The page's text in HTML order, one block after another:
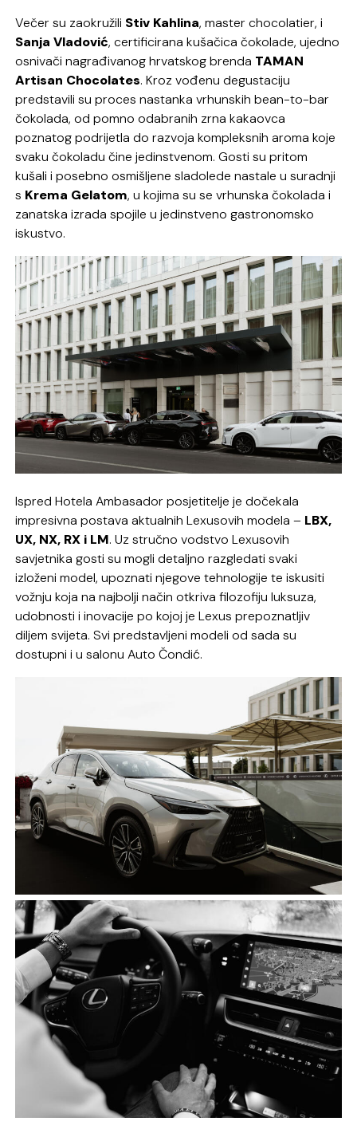
Večer su zaokružili Stiv Kahlina, master chocolatier, i
Sanja Vladović, certificirana kušačica čokolade, ujedno
osnivači nagrađivanog hrvatskog brenda TAMAN
Artisan Chocolates. Kroz vođenu degustaciju
predstavili su proces nastanka vrhunskih bean-to-bar
čokolada, od pomno odabranih zrna kakaovca
poznatog podrijetla do razvoja kompleksnih aroma koje
svaku čokoladu čine jedinstvenom. Gosti su pritom
kušali i posebno osmišljene sladolede nastale u suradnji
s Krema Gelatom, u kojima su se vrhunska čokolada i
zanatska izrada spojile u jedinstveno gastronomsko
iskustvo.
Ispred Hotela Ambasador posjetitelje je dočekala
impresivna postava aktualnih Lexusovih modela – LBX,
UX, NX, RX i LM. Uz stručno vodstvo Lexusovih
savjetnika gosti su mogli detaljno razgledati svaki
izloženi model, upoznati njegove tehnologije te iskusiti
vožnju koja na najbolji način otkriva filozofiju luksuza,
udobnosti i inovacije po kojoj je Lexus prepoznatljiv
diljem svijeta. Svi predstavljeni modeli od sada su
dostupni i u salonu Auto Čondić.